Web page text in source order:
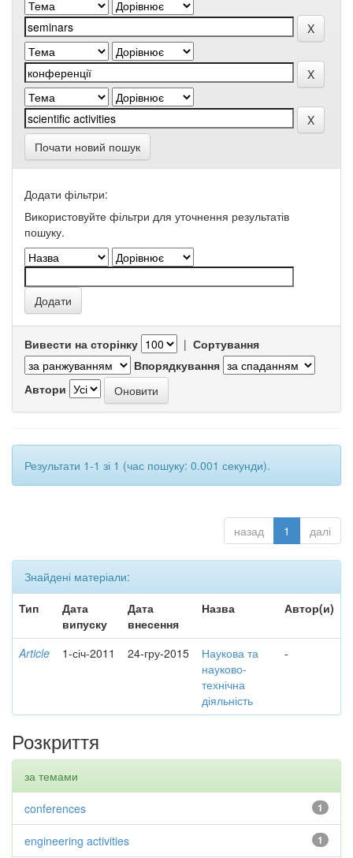
Почати новий пошук
Додати фільтри:
Використовуйте фільтри для уточнення результатів
пошуку.
Вивести на сторінку | Сортування
Впорядкування
Автори
Результати 1-1 зі 1 (час пошуку: 0.001 секунди).
назад 1 далі
Знайдені матеріали:
Тип
Дата
випуску
Дата
внесення
Назва Автор(и)
Article 1-січ-2011 24-гру-2015
Наукова та
науково-
технічна
діяльність
-
Розкриття
за темами
1
conferences
1
engineering activities